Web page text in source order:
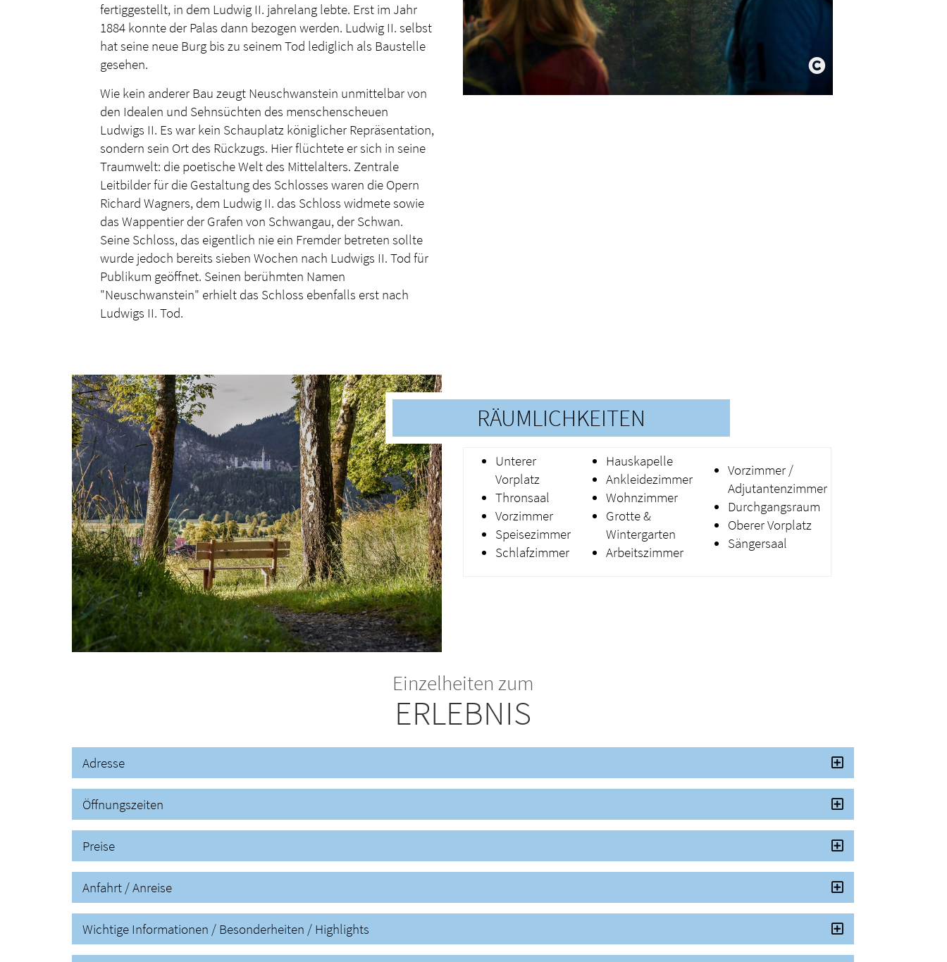
fertiggestellt, in dem Ludwig II. jahrelang lebte. Erst im Jahr
1884 konnte der Palas dann bezogen werden. Ludwig II. selbst
hat seine neue Burg bis zu seinem Tod lediglich als Baustelle
gesehen.
Wie kein anderer Bau zeugt Neuschwanstein unmittelbar von
den Idealen und Sehnsüchten des menschenscheuen
Ludwigs II. Es war kein Schauplatz königlicher Repräsentation,
sondern sein Ort des Rückzugs. Hier flüchtete er sich in seine
Traumwelt: die poetische Welt des Mittelalters. Zentrale
Leitbilder für die Gestaltung des Schlosses waren die Opern
Richard Wagners, dem Ludwig II. das Schloss widmete sowie
das Wappentier der Grafen von Schwangau, der Schwan.
Seine Schloss, das eigentlich nie ein Fremder betreten sollte
wurde jedoch bereits sieben Wochen nach Ludwigs II. Tod für
Publikum geöffnet. Seinen berühmten Namen
"Neuschwanstein" erhielt das Schloss ebenfalls erst nach
Ludwigs II. Tod.
RÄUMLICHKEITEN
Unterer
Vorplatz
Thronsaal
Vorzimmer
Speisezimmer
Schlafzimmer
Hauskapelle
Ankleidezimmer
Wohnzimmer
Grotte &
Wintergarten
Arbeitszimmer
Vorzimmer /
Adjutantenzimmer
Durchgangsraum
Oberer Vorplatz
Sängersaal
Einzelheiten zum
ERLEBNIS
Adresse
Öffnungszeiten
Preise
Anfahrt / Anreise
Wichtige Informationen / Besonderheiten / Highlights